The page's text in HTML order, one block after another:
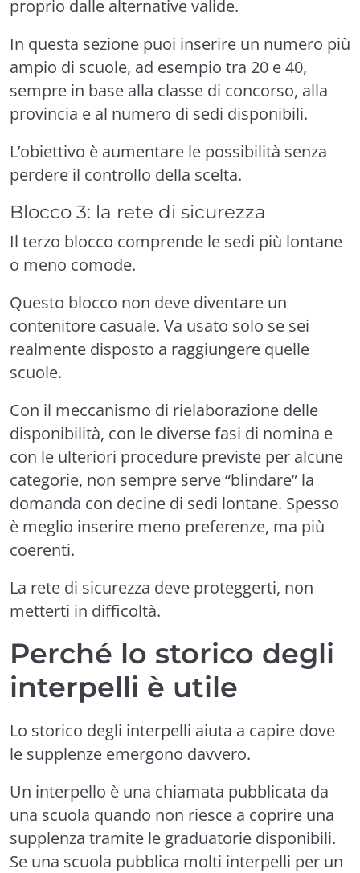
proprio dalle alternative valide.
In questa sezione puoi inserire un numero più
ampio di scuole, ad esempio tra 20 e 40,
sempre in base alla classe di concorso, alla
provincia e al numero di sedi disponibili.
L’obiettivo è aumentare le possibilità senza
perdere il controllo della scelta.
Blocco 3: la rete di sicurezza
Il terzo blocco comprende le sedi più lontane
o meno comode.
Questo blocco non deve diventare un
contenitore casuale. Va usato solo se sei
realmente disposto a raggiungere quelle
scuole.
Con il meccanismo di rielaborazione delle
disponibilità, con le diverse fasi di nomina e
con le ulteriori procedure previste per alcune
categorie, non sempre serve “blindare” la
domanda con decine di sedi lontane. Spesso
è meglio inserire meno preferenze, ma più
coerenti.
La rete di sicurezza deve proteggerti, non
metterti in difficoltà.
Perché lo storico degli
interpelli è utile
Lo storico degli interpelli aiuta a capire dove
le supplenze emergono davvero.
Un interpello è una chiamata pubblicata da
una scuola quando non riesce a coprire una
supplenza tramite le graduatorie disponibili.
Se una scuola pubblica molti interpelli per un